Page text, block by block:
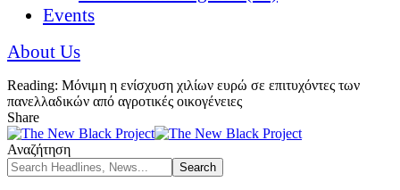
Events
About Us
Reading: Μόνιμη η ενίσχυση χιλίων ευρώ σε επιτυχόντες των
πανελλαδικών από αγροτικές οικογένειες
Share
Αναζήτηση